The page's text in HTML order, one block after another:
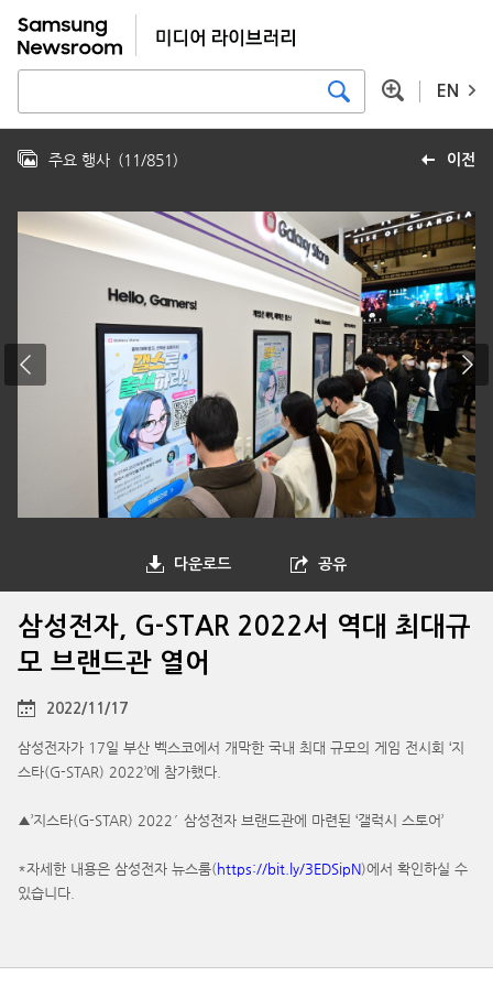
EN
이전
주요 행사 (11/851)
다운로드 공유
삼성전자, G-STAR 2022서 역대 최대규
모 브랜드관 열어
2022/11/17
삼성전자가 17일 부산 벡스코에서 개막한 국내 최대 규모의 게임 전시회 ‘지
스타(G-STAR) 2022’에 참가했다.
▲’지스타(G-STAR) 2022′ 삼성전자 브랜드관에 마련된 ‘갤럭시 스토어’
*자세한 내용은 삼성전자 뉴스룸(https://bit.ly/3EDSipN)에서 확인하실 수
있습니다.